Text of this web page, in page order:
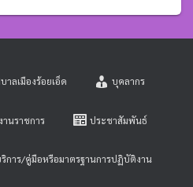
าลเมืองร้อยเอ็ด บุคลากร
นราชการ ประชาสัมพันธ์
การ/คู่มือหรือมาตรฐานการปฏิบัติงาน